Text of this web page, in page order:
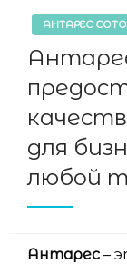
АНТАРЕС
для
любой
Антарес –